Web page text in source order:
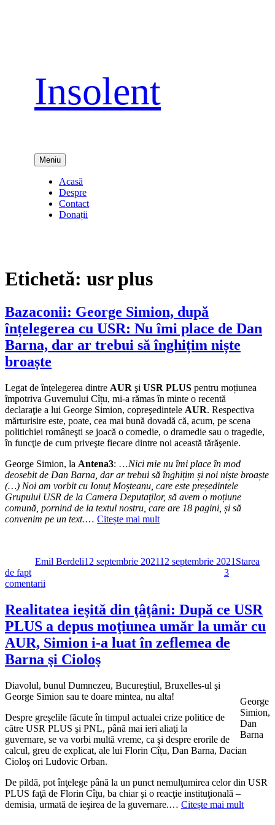
Insolent
Meniu
Acasă
Despre
Contact
Donații
Etichetă: usr plus
Bazaconii: George Simion, după
înțelegerea cu USR: Nu îmi place de Dan
Barna, dar ar trebui să înghițim niște
broaște
Legat de înțelegerea dintre AUR şi USR PLUS pentru moțiunea
împotriva Guvernului Cîțu, mi-a rămas în minte o recentă
declaraţie a lui George Simion, copreşedintele AUR. Respectiva
mărturisire este, poate, cea mai bună dovadă că, acum, pe scena
politichiei româneşti se joacă o comedie, o dramedie sau o tragedie,
în funcţie de cum priveşte fiecare dintre noi această tărăşenie.
George Simion, la Antena3: …Nici mie nu îmi place în mod
deosebit de Dan Barna, dar ar trebui să înghițim și noi niște broaște
(…) Noi am vorbit cu Ionuț Moșteanu, care este președintele
Grupului USR de la Camera Deputaților, să avem o moțiune
comună, pornind de la textul nostru, care are 18 pagini, și să
convenim pe un text.… Citește mai mult
Emil Berdeli12 septembrie 202112 septembrie 2021 Starea
de fapt
3
comentarii
George
Simion,
după
înțelegerea
cu
USR:
îmi
place
Dan
Barna,
dar
ar
trebui
înghițim
niște
broaște
Realitatea ieşită din ţâţâni: După ce USR
PLUS a depus moţiunea umăr la umăr cu
AUR, Simion i-a luat în zeflemea de
Barna şi Cioloş
George
Simion,
Dan
Barna
Diavolul, bunul Dumnezeu, Bucureştiul, Bruxelles-ul şi
George Simion sau te doare mintea, nu alta!
Despre greşelile făcute în timpul actualei crize politice de
către USR PLUS şi PNL, până mai ieri aliaţi la
guvernare, se va vorbi multă vreme, ca şi despre erorile de
calcul, greu de explicat, ale lui Florin Cîțu, Dan Barna, Dacian
Cioloş ori Ludovic Orban.
De pildă, pot înţelege până la un punct nemulţumirea celor din USR
PLUS faţă de Florin Cîţu, ba chiar şi o reacţie instituţională –
demisia, urmată de ieşirea de la guvernare.… Citește mai mult